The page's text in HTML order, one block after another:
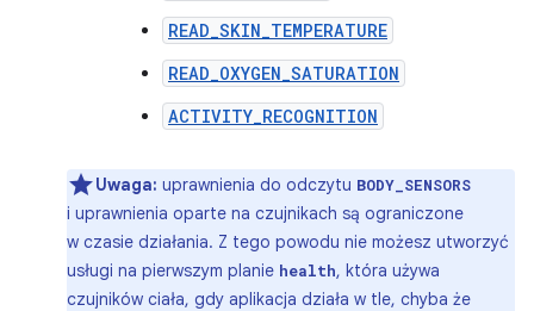
READ_SKIN_TEMPERATURE
READ_OXYGEN_SATURATION
ACTIVITY_RECOGNITION
Uwaga: uprawnienia do odczytu BODY_SENSORS
i uprawnienia oparte na czujnikach są ograniczone
w czasie działania. Z tego powodu nie możesz utworzyć
usługi na pierwszym planie health, która używa
czujników ciała, gdy aplikacja działa w tle, chyba że